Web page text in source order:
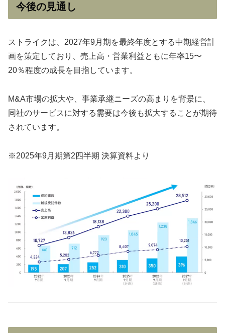
今後の見通し
ストライクは、2027年9月期を最終年度とする中期経営計
画を策定しており、売上高・営業利益ともに年率15〜
20％程度の成長を目指しています。
M&A市場の拡大や、事業承継ニーズの高まりを背景に、
同社のサービスに対する需要は今後も拡大することが期待
されています。
※2025年9月期第2四半期 決算資料より